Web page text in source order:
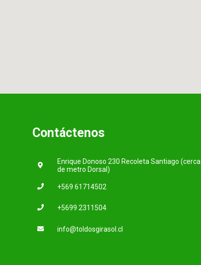
Contáctenos
Enrique Donoso 230 Recoleta Santiago (cerca
de metro Dorsal)
+569 61714502
+5699 2311504
info@toldosgirasol.cl